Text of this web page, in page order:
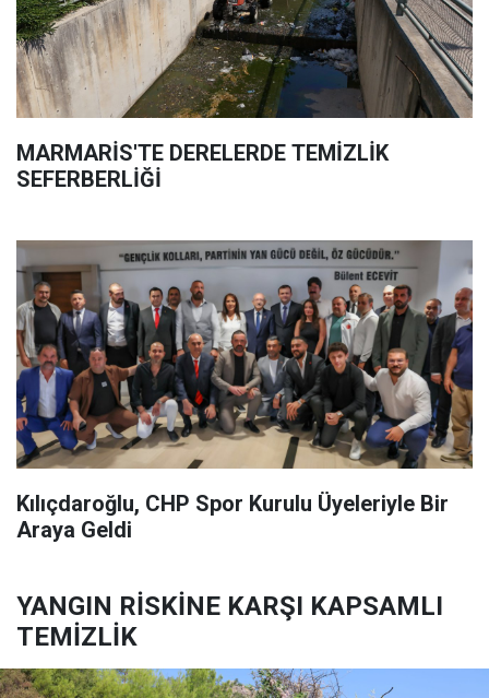
MARMARİS'TE DERELERDE TEMİZLİK
SEFERBERLİĞİ
Kılıçdaroğlu, CHP Spor Kurulu Üyeleriyle Bir
Araya Geldi
YANGIN RİSKİNE KARŞI KAPSAMLI
TEMİZLİK